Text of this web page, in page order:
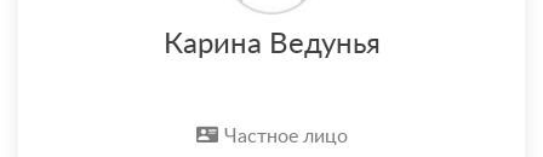
Карина Ведунья
Частное лицо